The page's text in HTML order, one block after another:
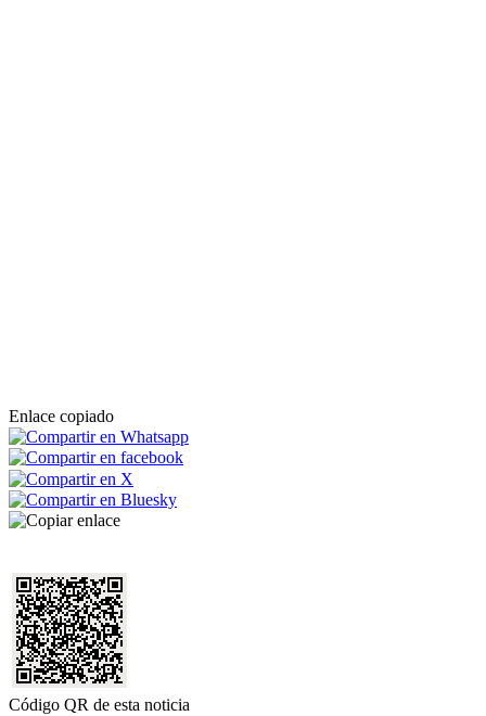
Enlace copiado
Código QR de esta noticia